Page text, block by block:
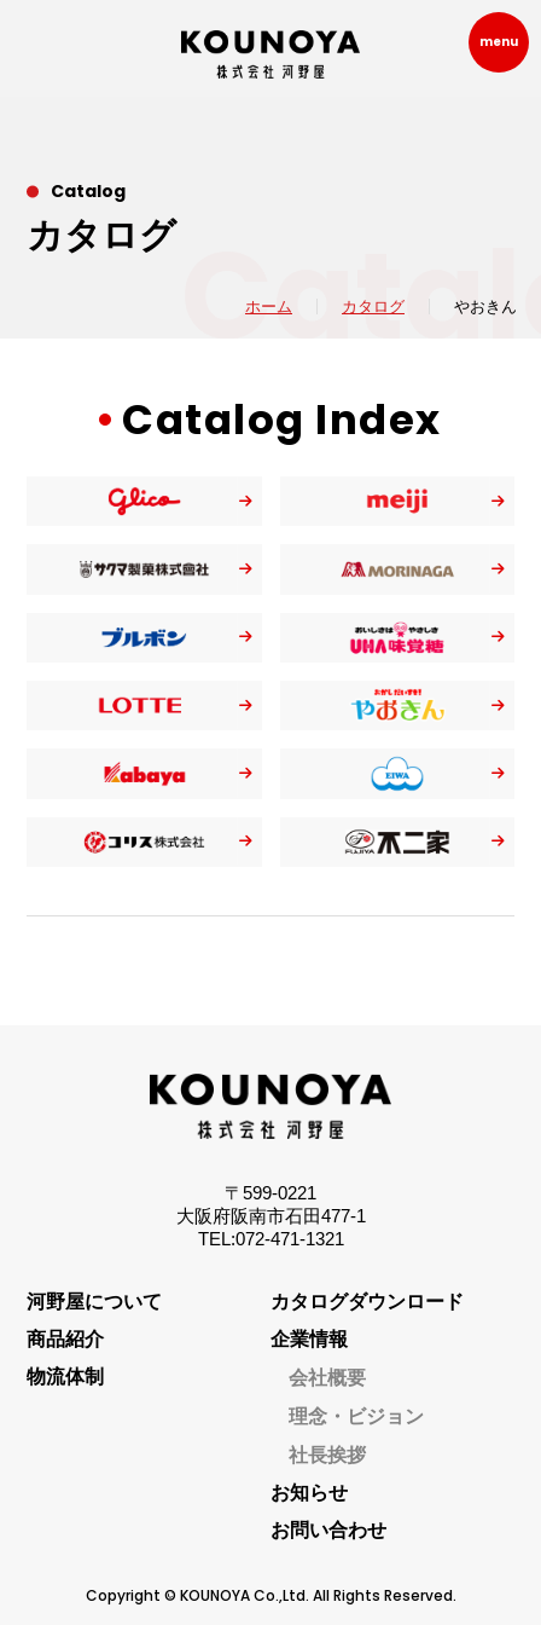
menu
Catalog
カタログ
ホーム カタログ やおきん
Catalog Index
〒599-0221
大阪府阪南市石田477-1
TEL:072-471-1321
河野屋について
商品紹介
物流体制
カタログダウンロード
企業情報
会社概要
理念・ビジョン
社長挨拶
お知らせ
お問い合わせ
Copyright © KOUNOYA Co.,Ltd. All Rights Reserved.